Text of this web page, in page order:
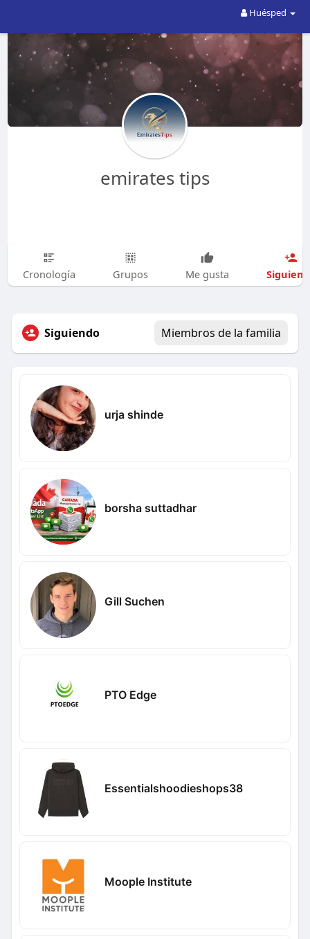
Huésped
emirates tips
Cronología Grupos Me gusta
Siguiendo Miembros de la familia
urja shinde
borsha suttadhar
Gill Suchen
PTO Edge
Essentialshoodieshops38
Moople Institute